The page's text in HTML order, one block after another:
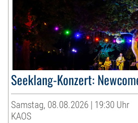
Seeklang-Konzert:
Samstag, 08.08.2026 | 19:30 Uhr
KAOS